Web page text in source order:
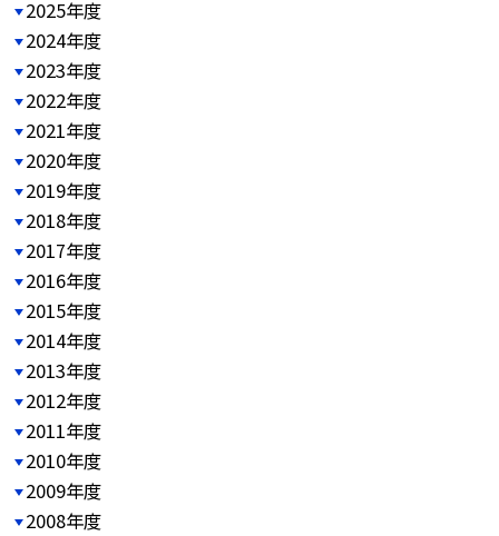
2025年度
2024年度
2023年度
2022年度
2021年度
2020年度
2019年度
2018年度
2017年度
2016年度
2015年度
2014年度
2013年度
2012年度
2011年度
2010年度
2009年度
2008年度